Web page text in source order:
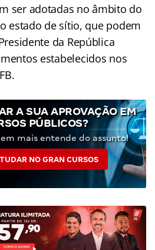
ser adotadas no âmbito do
estado de sítio, que podem
da República
estabelecidos nos
A SUA APROVAÇÃO EM
PÚBLICOS?
mais entende do assunto!
NO GRAN CURSOS